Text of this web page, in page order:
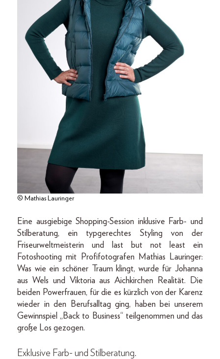
© Mathias Lauringer
Eine ausgiebige Shopping-Session inklusive Farb- und
Stilberatung, ein typgerechtes Styling von der
Friseurweltmeisterin und last but not least ein
Fotoshooting mit Profifotografen Mathias Lauringer:
Was wie ein schöner Traum klingt, wurde für Johanna
aus Wels und Viktoria aus Aichkirchen Realität. Die
beiden Powerfrauen, für die es kürzlich von der Karenz
wieder in den Berufsalltag ging, haben bei unserem
Gewinnspiel „Back to Business“ teilgenommen und das
große Los gezogen.
Exklusive Farb- und Stilberatung.